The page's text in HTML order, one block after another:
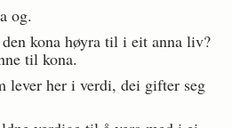
og.
kona høyra til i eit anna liv?
til kona.
lever her i verdi, dei gifter seg